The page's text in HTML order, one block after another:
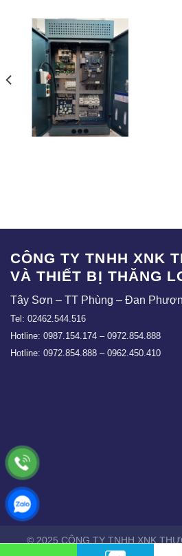
CÔNG TY TNHH XNK
VÀ THIẾT BỊ THĂNG
Tây Sơn – TT Phùng – Đan
Tel: 02462.544.516
Hotline: 0987.154.174 – 0972.854.888
Hotline: 0972.854.888 – 0962.450.410
© 2025 CÔNG TY TNHH XNK